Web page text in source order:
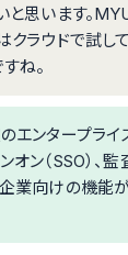
思います。
クラウドで試し
ね。
エンタープライ
オン（SSO）、監
企業向けの機能